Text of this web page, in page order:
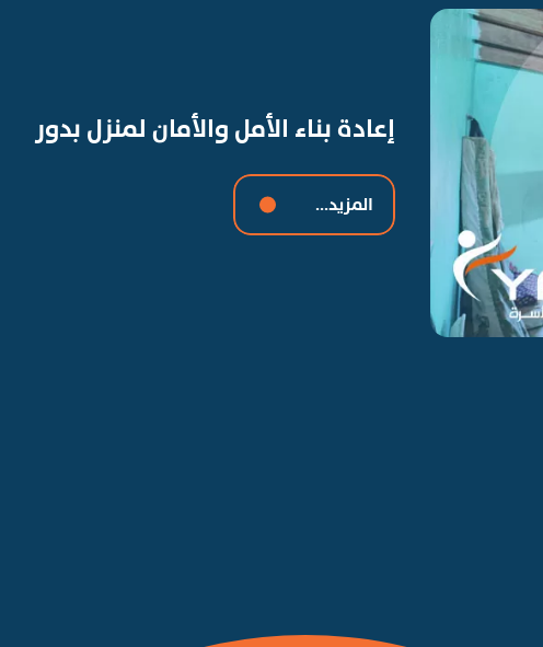
إعادة بناء الأمل والأمان لمنزل بدور
المزيد...